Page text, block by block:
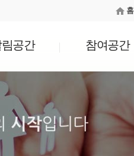
홈
공간 참여공간